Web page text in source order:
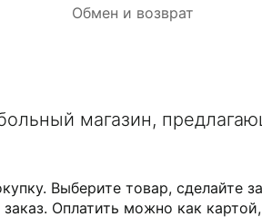
Обмен и возврат
магазин,
Выберите товар, сделайте
Оплатить можно как